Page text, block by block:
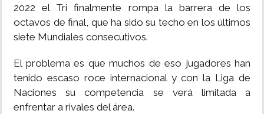
2022 el Tri finalmente rompa la barrera de los
octavos de final, que ha sido su techo en los últimos
siete Mundiales consecutivos.
El problema es que muchos de eso jugadores han
tenido escaso roce internacional y con la Liga de
Naciones su competencia se verá limitada a
enfrentar a rivales del área.